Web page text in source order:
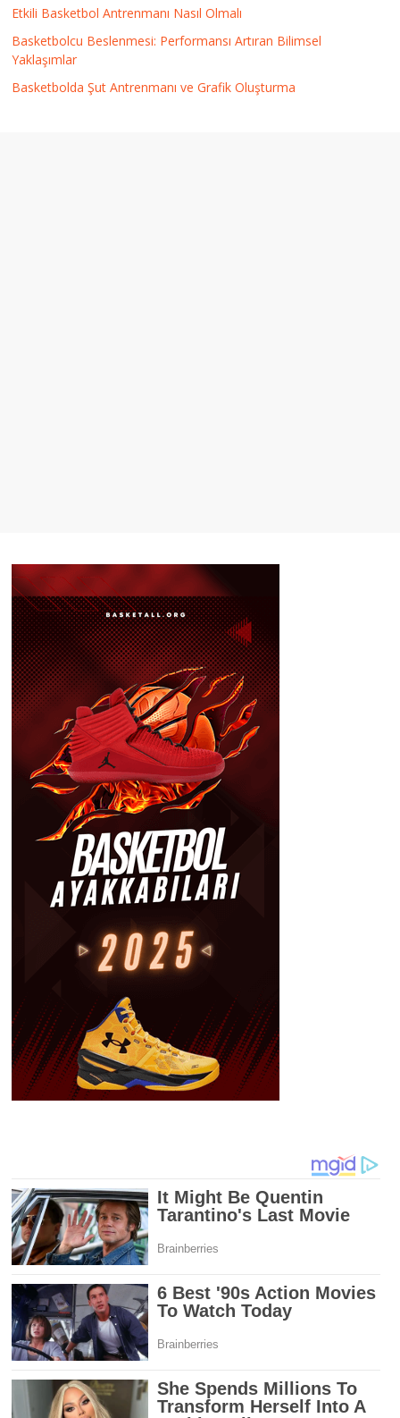
Etkili Basketbol Antrenmanı Nasıl Olmalı
Basketbolcu Beslenmesi: Performansı Artıran Bilimsel
Yaklaşımlar
Basketbolda Şut Antrenmanı ve Grafik Oluşturma